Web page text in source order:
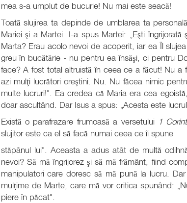
mea s-a umplut de bucurie! Nu mai este seacă!
Toată slujirea ta depinde de umblarea ta
Mariei şi a Martei. I-a spus Martei: „Eşti
Marta? Erau acolo nevoi de acoperit, iar ea Îl
greu în bucătărie - nu pentru ea însăşi, ci pentru
face? A fost total altruistă în ceea ce a făcut! Nu
azi mulţi lucrători creştini. Nu. Nu făcea nimic
multe lucruri!". Ea credea că Maria era cea
doar ascultând. Dar Isus a spus: „Acesta este
Există o parafrazare frumoasă a versetului 1
slujitor este ca el să facă numai ceea ce îi spune
stăpânul lui". Aceasta a adus atât de multă
nevoi? Să mă îngrijorez şi să mă frământ, fiind
manipulatori care doresc să mă pună la lucru.
mulţime de Marte, care mă vor critica spunând:
piere în păcat".